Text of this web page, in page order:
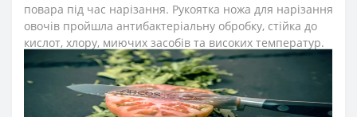
повара під час нарізання. Рукоятка ножа для нарізання
овочів пройшла антибактеріальну обробку, стійка до
кислот, хлору, миючих засобів та високих температур.
ЧАСТІ ПИТАННЯ ПРО КУХОННІ НОЖІ ARCOS СЕРІЇ
RIVIERA?